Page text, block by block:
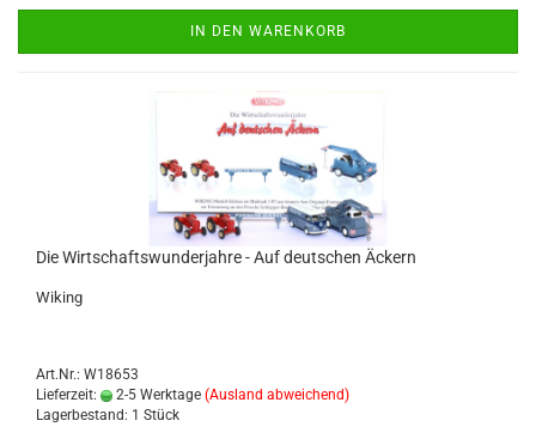
IN DEN WARENKORB
Die Wirt­schafts­wun­der­jah­re - Auf deut­schen Äckern
Wi­king
Art.Nr.: W18653
Lieferzeit:
2-5 Werktage (Ausland abweichend)
Lagerbestand: 1 Stück